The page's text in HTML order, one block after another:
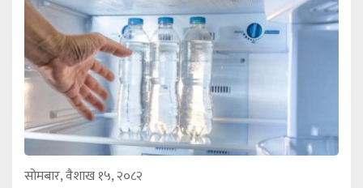
सोमबार, वैशाख १५, २०८२